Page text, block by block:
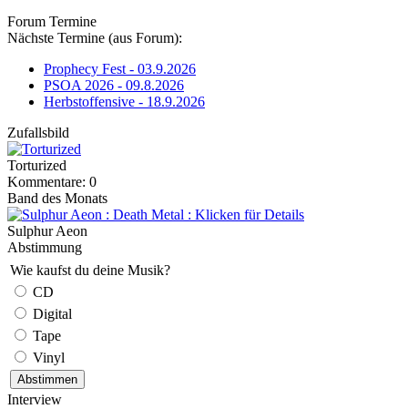
Forum Termine
Nächste Termine (aus Forum):
Prophecy Fest - 03.9.2026
PSOA 2026 - 09.8.2026
Herbstoffensive - 18.9.2026
Zufallsbild
Torturized
Kommentare: 0
Band des Monats
Sulphur Aeon
Abstimmung
Wie kaufst du deine Musik?
CD
Digital
Tape
Vinyl
Interview